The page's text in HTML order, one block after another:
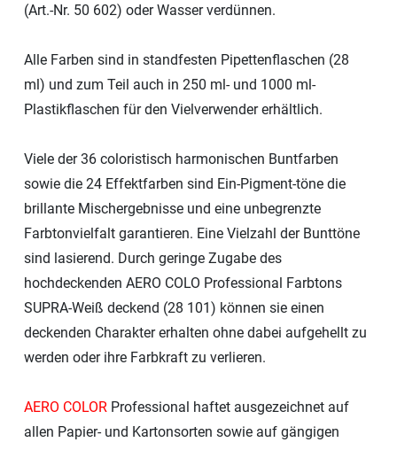
(Art.-Nr. 50 602) oder Wasser verdünnen.
Alle Farben sind in standfesten Pipettenflaschen (28
ml) und zum Teil auch in 250 ml- und 1000 ml-
Plastikflaschen für den Vielverwender erhältlich.
Viele der 36 coloristisch harmonischen Buntfarben
sowie die 24 Effektfarben sind Ein-Pigment-töne die
brillante Mischergebnisse und eine unbegrenzte
Farbtonvielfalt garantieren. Eine Vielzahl der Bunttöne
sind lasierend. Durch geringe Zugabe des
hochdeckenden AERO COLO Professional Farbtons
SUPRA-Weiß deckend (28 101) können sie einen
deckenden Charakter erhalten ohne dabei aufgehellt zu
werden oder ihre Farbkraft zu verlieren.
AERO COLOR Professional haftet ausgezeichnet auf
allen Papier- und Kartonsorten sowie auf gängigen